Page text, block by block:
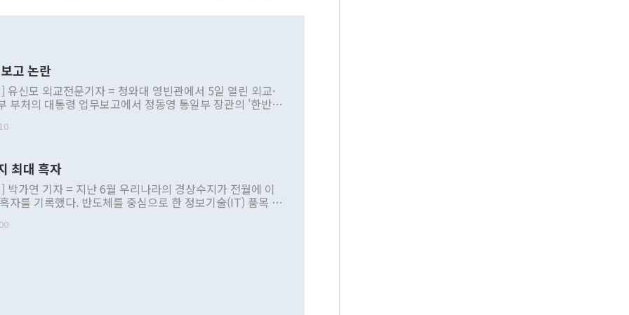
고 논란
유신모 외교전문기자 = 청와대 영빈관에서 5일 열린 외교·
부처의 대통령 업무보고에서 정동영 통일부 장관의 '한반도
부 내 조율을 거치지 않은 사안을 정책으로 추진하겠다고 공
근거한 비현실적 구상'이라는 비판을 내놨다. 그동안 정 장
관련 발언이 물의를 빚은 적은 여러 번 있지만 대통령과 유
공개적으로 부정적 입장을 표명한 것은 이례적이다. 정 장
북 접근법과 월권을 제어해야 한다는 목소리도 높아지고 있
최대 흑자
박가연 기자 = 지난 6월 우리나라의 경상수지가 전월에 이
자를 기록했다. 반도체를 중심으로 한 정보기술(IT) 품목 수
르